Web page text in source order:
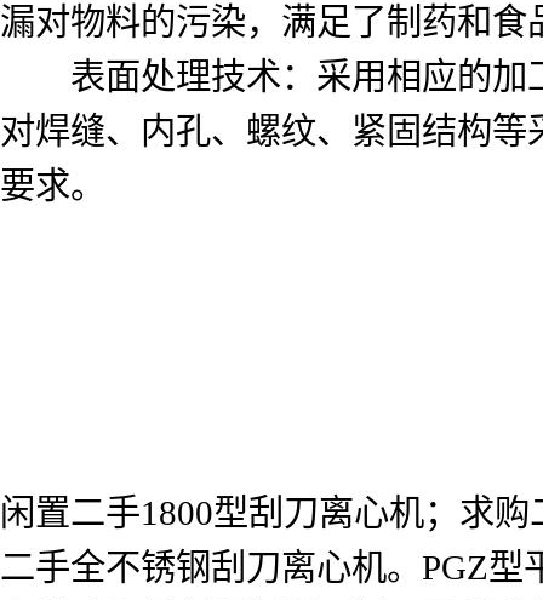
漏对物料的污染，满足了制药和
表面处理技术：采用相应的加
对焊缝、内孔、螺纹、紧固结构
要求。
闲置二手1800型刮刀离心机；求
二手全不锈钢刮刀离心机。PGZ